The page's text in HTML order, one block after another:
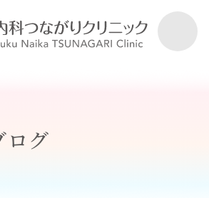
ログ